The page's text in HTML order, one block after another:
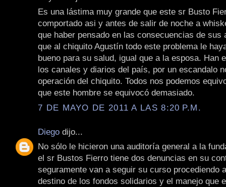
Es una lástima muy grande que este sr Busto
comportado asi y antes de salir de noche a
que haber pensado en las consecuencias de sus
que al chiquito Agustín todo este problema le
bueno para su salud, igual que a la esposa. Han
los canales y diarios del país, por un escandalo
operación del chiquito. Todos nos podemos
que este hombre se equivocó demasiado.
7 DE MAYO DE 2011 A LAS 8:20 P.M.
Diego dijo...
No sólo le hicieron una auditoría general a la
el sr Bustos Fierro tiene dos denuncias en su
seguramente van a seguir su curso procediendo
destino de los fondos solidarios y el manejo que